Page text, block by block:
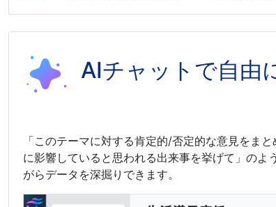
AIチャットで自由
「このテーマに対する肯定的/否定的な意見をま
に影響していると思われる出来事を挙げて」のよ
がらデータを深掘りできます。